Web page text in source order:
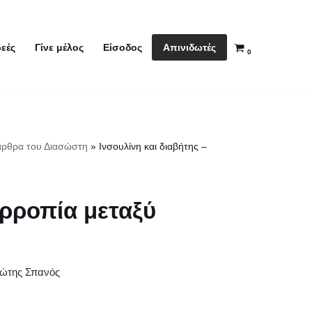
Γίνε μέλος Είσοδος Απινιδωτές 0
του Διασώστη » Ινσουλίνη και διαβήτης –
μεταξύ
Σπανός